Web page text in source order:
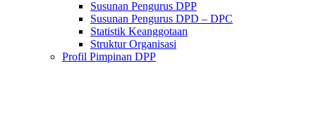
Susunan Pengurus DPP
Susunan Pengurus DPD – DPC​
Statistik Keanggotaan
Struktur Organisasi
Profil Pimpinan DPP